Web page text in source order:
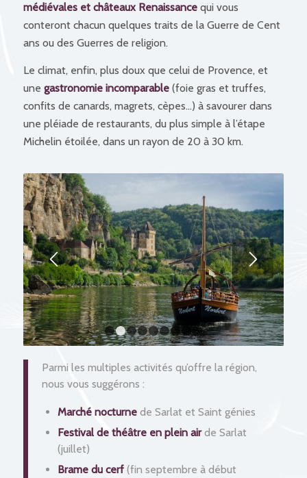
médiévales et châteaux Renaissancequi vous
conteront chacun quelques traits de la Guerre de Cent
ans ou des Guerres de religion.
Le climat, enfin, plus doux que celui de Provence, et
une gastronomie incomparable(foie gras et truffes,
confits de canards, magrets, cèpes…) à savourer dans
une pléiade de restaurants, du plus simple à l’étape
Michelin étoilée, dans un rayon de 20 à 30 km.
1 2 3 4 5 6 7 8 9
Parmi les multiples activités qu’offre la région,
nous vous suggérons :
Marché nocturnede Sarlat et Saint génies
Festival de théâtre en plein airde Sarlat
(juillet)
Brame du cerf(fin septembre à début